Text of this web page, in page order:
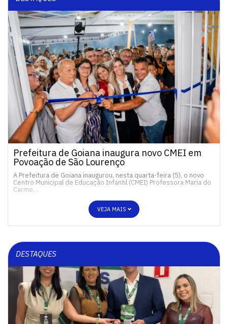
Prefeitura de Goiana inaugura novo CMEI em
Povoação de São Lourenço
A Prefeitura de Goiana inaugurou, nesta quarta-feira (5), o novo
Centro Municipal de Educação Infantil (CMEI) Professora Maria do
Carmo…
VEJA MAIS
DESTAQUES